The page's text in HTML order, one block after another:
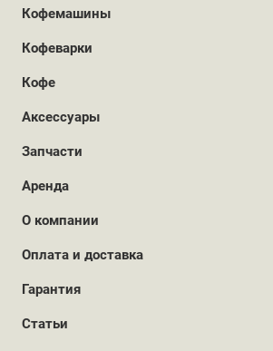
Кофемашины
Кофеварки
Кофе
Аксессуары
Запчасти
Аренда
О компании
Оплата и доставка
Гарантия
Статьи